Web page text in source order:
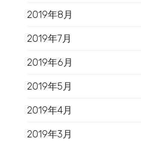
2019年8月
2019年7月
2019年6月
2019年5月
2019年4月
2019年3月